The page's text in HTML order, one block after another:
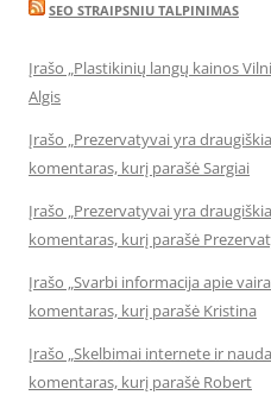
SEO STRAIPSNIU TALPINIMAS
Įrašo „Plastikinių langų kainos
Algis
Įrašo „Prezervatyvai yra
komentaras, kurį parašė Sargiai
Įrašo „Prezervatyvai yra
komentaras, kurį parašė
Įrašo „Svarbi informacija apie
komentaras, kurį parašė Kristina
Įrašo „Skelbimai internete ir
komentaras, kurį parašė Robert